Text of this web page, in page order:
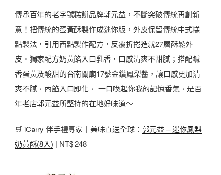
傳承百年的老字號糕餅品牌郭元益，不斷突破傳統再創新
意！把傳統的蛋黃酥製作成迷你版，外皮保留傳統中式糕
點製法，引用西點製作配方，反覆折捲造就27層酥鬆外
皮。獨家配方奶黃餡入口乳香，口感清爽不甜膩；搭配鹹
香蛋黃及酸甜的台南關廟17號金鑽鳳梨醬，讓口感更加清
爽不膩，內餡入口即化， 一口喚起你我的記憶香氣，是百
年老店郭元益所堅持的在地好味道～
🛒 iCarry 伴手禮專家｜美味直送全球： 郭元益 – 迷你鳳梨
奶黃酥(8入) | NT$ 248